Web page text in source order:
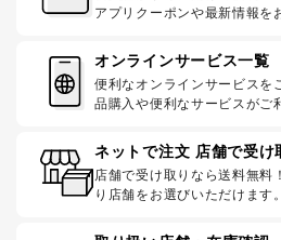
アプリクーポンや最新情報を
オンラインサービス一覧
便利なオンラインサービスを
品購入や便利なサービスがご
ネットで注文 店舗で受け
店舗で受け取りなら送料無料
り店舗をお選びいただけます。